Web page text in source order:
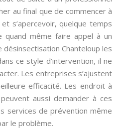
au final que de commencer à
s’apercevoir, quelque temps
quand même faire appel à un
Chanteloup les
ce style d’intervention, il ne
Les entreprises s’ajustent
efficacité. Les endroit à
aussi demander à ces
services de prévention même
le problème.